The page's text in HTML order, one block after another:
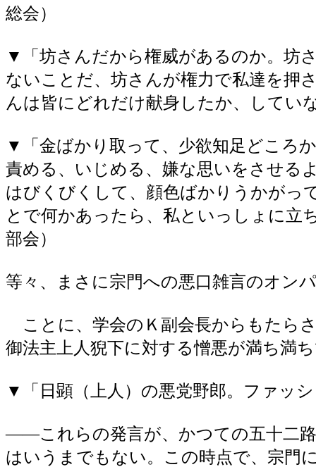
総会）
▼「坊さんだから権威があるのか。坊
ないことだ、坊さんが権力で私達を押
んは皆にどれだけ献身したか、してい
▼「金ばかり取って、少欲知足どころ
責める、いじめる、嫌な思いをさせる
はびくびくして、顔色ばかりうかがっ
とで何かあったら、私といっしょに立
部会）
等々、まさに宗門への悪口雑言のオン
ことに、学会のＫ副会長からもたら
御法主上人猊下に対する憎悪が満ち満
▼「日顕（上人）の悪党野郎。ファッ
――これらの発言が、かつての五十二
はいうまでもない。この時点で、宗門